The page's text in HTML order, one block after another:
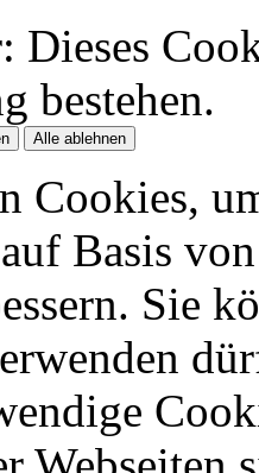
Dieses
bestehen.
Alle ablehnen
Cookies,
Basis
Sie